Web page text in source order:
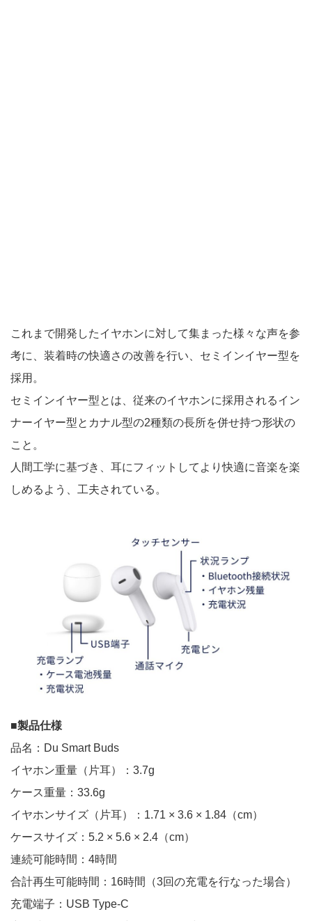
これまで開発したイヤホンに対して集まった様々な声を参
考に、装着時の快適さの改善を行い、セミインイヤー型を
採用。
セミインイヤー型とは、従来のイヤホンに採用されるイン
ナーイヤー型とカナル型の2種類の長所を併せ持つ形状の
こと。
人間工学に基づき、耳にフィットしてより快適に音楽を楽
しめるよう、工夫されている。
■製品仕様
品名：Du Smart Buds
イヤホン重量（片耳）：3.7g
ケース重量：33.6g
イヤホンサイズ（片耳）：1.71 × 3.6 × 1.84（cm）
ケースサイズ：5.2 × 5.6 × 2.4（cm）
連続可能時間：4時間
合計再生可能時間：16時間（3回の充電を行なった場合）
充電端子：USB Type-C